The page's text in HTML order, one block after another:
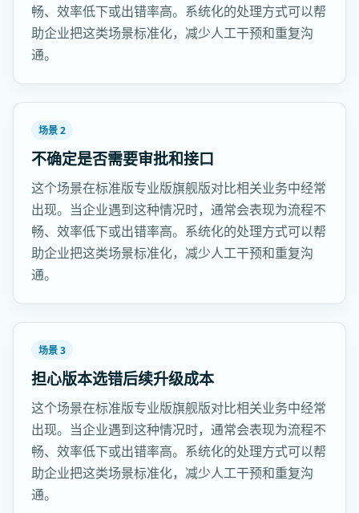
畅、效率低下或出错率高。系统化的处理方式可以帮
助企业把这类场景标准化，减少人工干预和重复沟
通。
场景 2
不确定是否需要审批和接口
这个场景在标准版专业版旗舰版对比相关业务中经常
出现。当企业遇到这种情况时，通常会表现为流程不
畅、效率低下或出错率高。系统化的处理方式可以帮
助企业把这类场景标准化，减少人工干预和重复沟
通。
场景 3
担心版本选错后续升级成本
这个场景在标准版专业版旗舰版对比相关业务中经常
出现。当企业遇到这种情况时，通常会表现为流程不
畅、效率低下或出错率高。系统化的处理方式可以帮
助企业把这类场景标准化，减少人工干预和重复沟
通。